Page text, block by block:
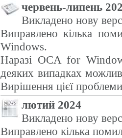
червень-липень
Викладено нову
Виправлено кілька
Windows.
Наразі OCA for
деяких випадках
Вирішення цієї
лютий 2024
Викладено нову
Виправлено кілька